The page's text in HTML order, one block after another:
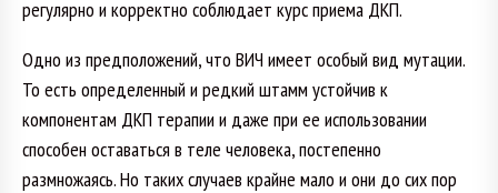
регулярно и корректно соблюдает курс приема ДКП.
Одно из предположений, что ВИЧ имеет особый вид мутации.
То есть определенный и редкий штамм устойчив к
компонентам ДКП терапии и даже при ее использовании
способен оставаться в теле человека, постепенно
размножаясь. Но таких случаев крайне мало и они до сих пор